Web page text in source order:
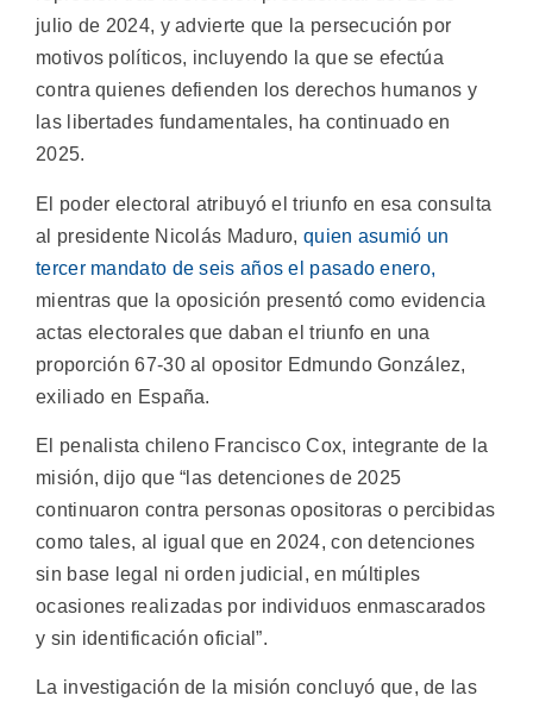
julio de 2024, y advierte que la persecución por
motivos políticos, incluyendo la que se efectúa
contra quienes defienden los derechos humanos y
las libertades fundamentales, ha continuado en
2025.
El poder electoral atribuyó el triunfo en esa consulta
al presidente Nicolás Maduro,quien asumió un
tercer mandato de seis años el pasado enero,
mientras que la oposición presentó como evidencia
actas electorales que daban el triunfo en una
proporción 67-30 al opositor Edmundo González,
exiliado en España.
El penalista chileno Francisco Cox, integrante de la
misión, dijo que “las detenciones de 2025
continuaron contra personas opositoras o percibidas
como tales, al igual que en 2024, con detenciones
sin base legal ni orden judicial, en múltiples
ocasiones realizadas por individuos enmascarados
y sin identificación oficial”.
La investigación de la misión concluyó que, de las